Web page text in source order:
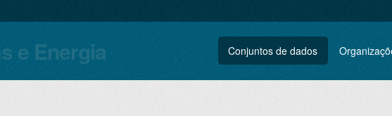
e Energia Conjuntos de dados